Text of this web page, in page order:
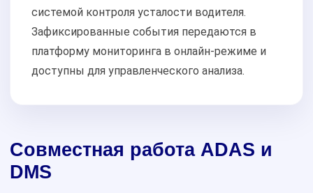
системой контроля усталости водителя.
Зафиксированные события передаются в
платформу мониторинга в онлайн-режиме и
доступны для управленческого анализа.
Совместная работа ADAS и
DMS